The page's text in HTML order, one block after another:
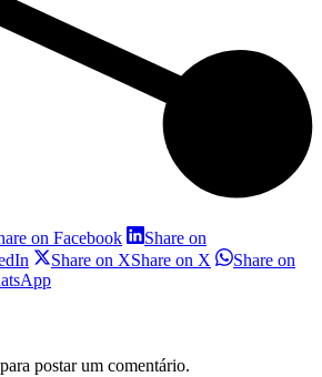
on Facebook
Share on
Share on XShare on X
Share on
para postar um comentário.